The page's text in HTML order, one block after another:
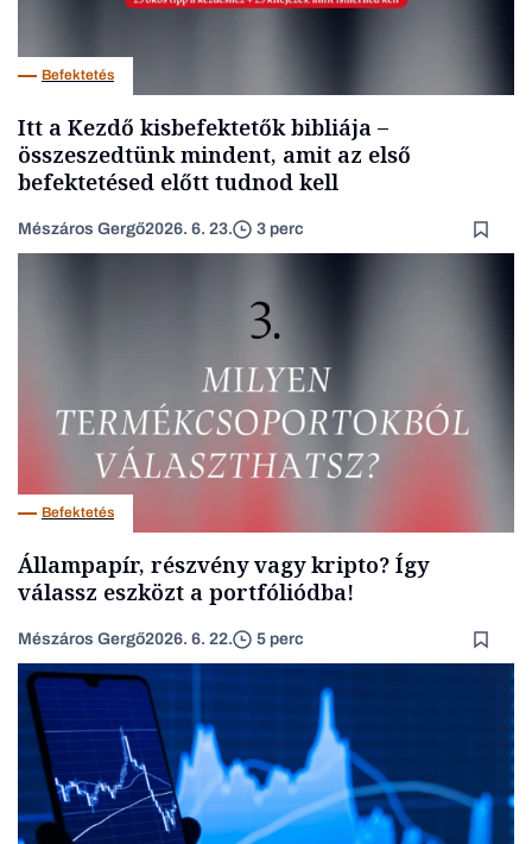
Befektetés
Itt a Kezdő kisbefektetők bibliája –
összeszedtünk mindent, amit az első
befektetésed előtt tudnod kell
Mészáros Gergő2026. 6. 23. 3 perc
Befektetés
Állampapír, részvény vagy kripto? Így
válassz eszközt a portfóliódba!
Mészáros Gergő2026. 6. 22. 5 perc